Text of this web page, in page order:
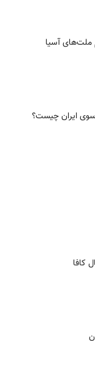
ملت‌های آسیا
سوی ایران چیست؟
کافا